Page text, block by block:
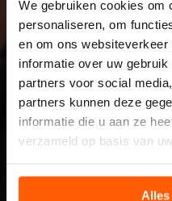
We gebruiken cookies om
personaliseren, om
en om ons
informatie over uw
partners voor social
partners kunnen deze
informatie die u aan ze
verzameld op basis van
Alles
Gratis